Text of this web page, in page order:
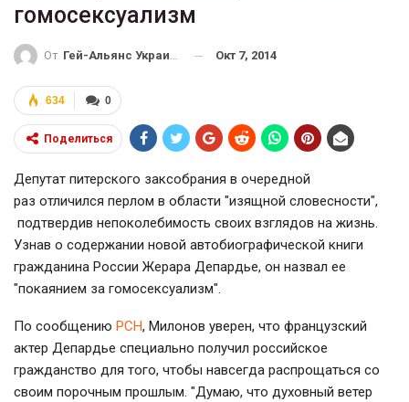
гомосексуализм
От Гей-Альянс Украина Окт 7, 2014
0
634
Поделиться
Депутат питерского заксобрания в очередной
раз отличился перлом в области "изящной словесности",
подтвердив непоколебимость своих взглядов на жизнь.
Узнав о содержании новой автобиографической книги
гражданина России Жерара Депардье, он назвал ее
"покаянием за гомосексуализм".
По сообщению РСН, Милонов уверен, что французский
актер Депардье специально получил российское
гражданство для того, чтобы навсегда распрощаться со
своим порочным прошлым. "Думаю, что духовный ветер